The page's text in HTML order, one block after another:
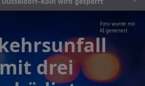
Foto wurde mit
KI generiert
drei